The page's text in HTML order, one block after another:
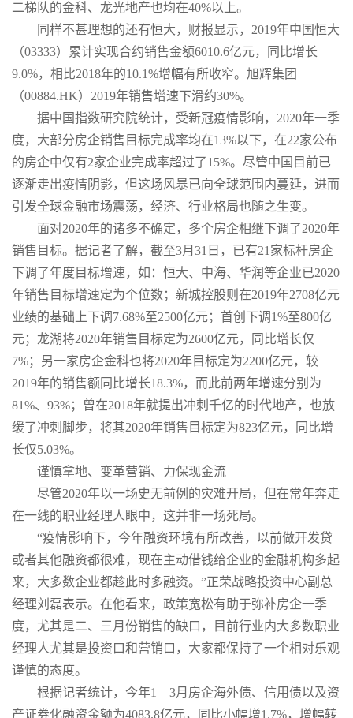
二梯队的金科、龙光地产也均在40%以上。
同样不甚理想的还有恒大，财报显示，2019年中国恒大
（03333）累计实现合约销售金额6010.6亿元，同比增长
9.0%，相比2018年的10.1%增幅有所收窄。旭辉集团
（00884.HK）2019年销售增速下滑约30%。
据中国指数研究院统计，受新冠疫情影响，2020年一季
度，大部分房企销售目标完成率均在13%以下，在22家公布
的房企中仅有2家企业完成率超过了15%。尽管中国目前已
逐渐走出疫情阴影，但这场风暴已向全球范围内蔓延，进而
引发全球金融市场震荡，经济、行业格局也随之生变。
面对2020年的诸多不确定，多个房企相继下调了2020年
销售目标。据记者了解，截至3月31日，已有21家标杆房企
下调了年度目标增速，如：恒大、中海、华润等企业已2020
年销售目标增速定为个位数；新城控股则在2019年2708亿元
业绩的基础上下调7.68%至2500亿元；首创下调1%至800亿
元；龙湖将2020年销售目标定为2600亿元，同比增长仅
7%；另一家房企金科也将2020年目标定为2200亿元，较
2019年的销售额同比增长18.3%，而此前两年增速分别为
81%、93%；曾在2018年就提出冲刺千亿的时代地产，也放
缓了冲刺脚步，将其2020年销售目标定为823亿元，同比增
长仅5.03%。
谨慎拿地、变革营销、力保现金流
尽管2020年以一场史无前例的灾难开局，但在常年奔走
在一线的职业经理人眼中，这并非一场死局。
“疫情影响下，今年融资环境有所改善，以前做开发贷
或者其他融资都很难，现在主动借钱给企业的金融机构多起
来，大多数企业都趁此时多融资。”正荣战略投资中心副总
经理刘磊表示。在他看来，政策宽松有助于弥补房企一季
度，尤其是二、三月份销售的缺口，目前行业内大多数职业
经理人尤其是投资口和营销口，大家都保持了一个相对乐观
谨慎的态度。
根据记者统计，今年1—3月房企海外债、信用债以及资
产证券化融资金额为4083.8亿元，同比小幅增1.7%，增幅转